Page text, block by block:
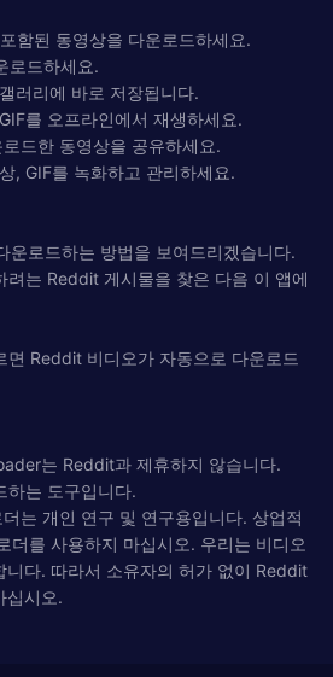
함된 동영상을 다운로드하세요.
로드하세요.
러리에 바로 저장됩니다.
를 오프라인에서 재생하세요.
드한 동영상을 공유하세요.
, GIF를 녹화하고 관리하세요.
운로드하는 방법을 보여드리겠습니다.
는 Reddit 게시물을 찾은 다음 이 앱에
면 Reddit 비디오가 자동으로 다운로드
는 Reddit과 제휴하지 않습니다.
하는 도구입니다.
는 개인 연구 및 연구용입니다. 상업적
더를 사용하지 마십시오. 우리는 비디오
니다. 따라서 소유자의 허가 없이 Reddit
십시오.